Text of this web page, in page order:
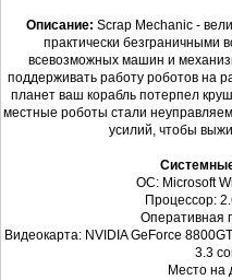
Описание: Scrap Mechanic -
практически безграничными
всевозможных машин и
поддерживать работу роботов на
планет ваш корабль потерпел
местные роботы стали
усилий, чтобы
ОС: Microsoft
Процессор:
Оперативная
Видеокарта: NVIDIA GeForce
3.3
Место на